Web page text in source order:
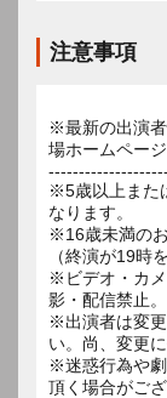
注意事項
※最新の出演
場ホームペー
※5歳以上また
なります。
※16歳未満の
（終演が19時
※ビデオ・カ
影・配信禁止。
※出演者は変
い。尚、変更
※迷惑行為や
頂く場合がござ